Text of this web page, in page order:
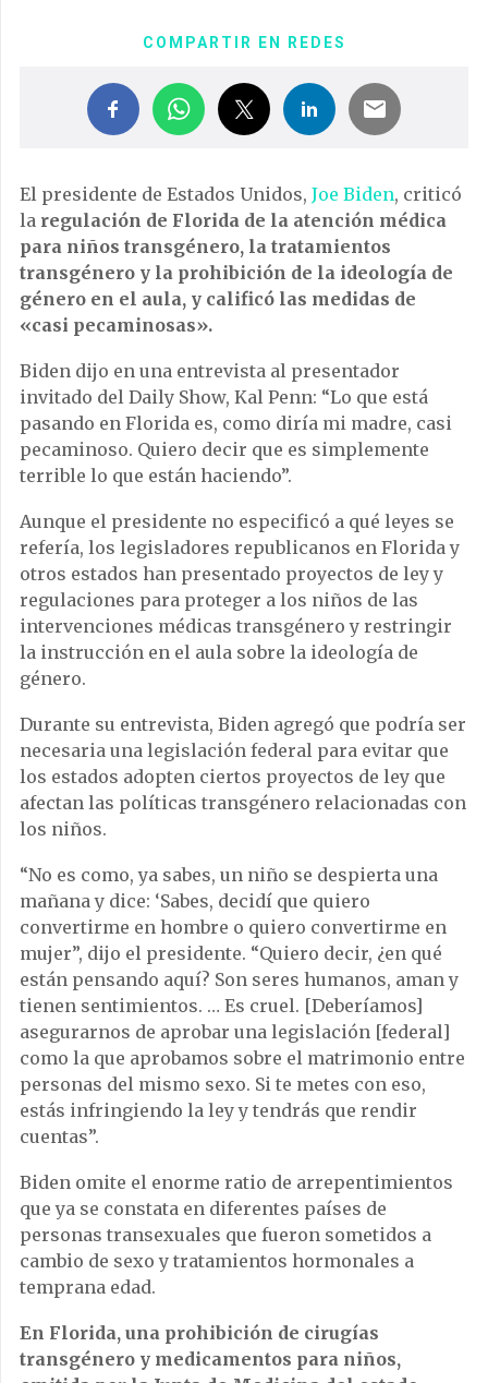
COMPARTIR EN REDES
El presidente de Estados Unidos, Joe Biden, criticó
la regulación de Florida de la atención médica
para niños transgénero, la tratamientos
transgénero y la prohibición de la ideología de
género en el aula, y calificó las medidas de
«casi pecaminosas».
Biden dijo en una entrevista al presentador
invitado del Daily Show, Kal Penn: “Lo que está
pasando en Florida es, como diría mi madre, casi
pecaminoso. Quiero decir que es simplemente
terrible lo que están haciendo”.
Aunque el presidente no especificó a qué leyes se
refería, los legisladores republicanos en Florida y
otros estados han presentado proyectos de ley y
regulaciones para proteger a los niños de las
intervenciones médicas transgénero y restringir
la instrucción en el aula sobre la ideología de
género.
Durante su entrevista, Biden agregó que podría ser
necesaria una legislación federal para evitar que
los estados adopten ciertos proyectos de ley que
afectan las políticas transgénero relacionadas con
los niños.
“No es como, ya sabes, un niño se despierta una
mañana y dice: ‘Sabes, decidí que quiero
convertirme en hombre o quiero convertirme en
mujer”, dijo el presidente. “Quiero decir, ¿en qué
están pensando aquí? Son seres humanos, aman y
tienen sentimientos. … Es cruel. [Deberíamos]
asegurarnos de aprobar una legislación [federal]
como la que aprobamos sobre el matrimonio entre
personas del mismo sexo. Si te metes con eso,
estás infringiendo la ley y tendrás que rendir
cuentas”.
Biden omite el enorme ratio de arrepentimientos
que ya se constata en diferentes países de
personas transexuales que fueron sometidos a
cambio de sexo y tratamientos hormonales a
temprana edad.
En Florida, una prohibición de cirugías
transgénero y medicamentos para niños,